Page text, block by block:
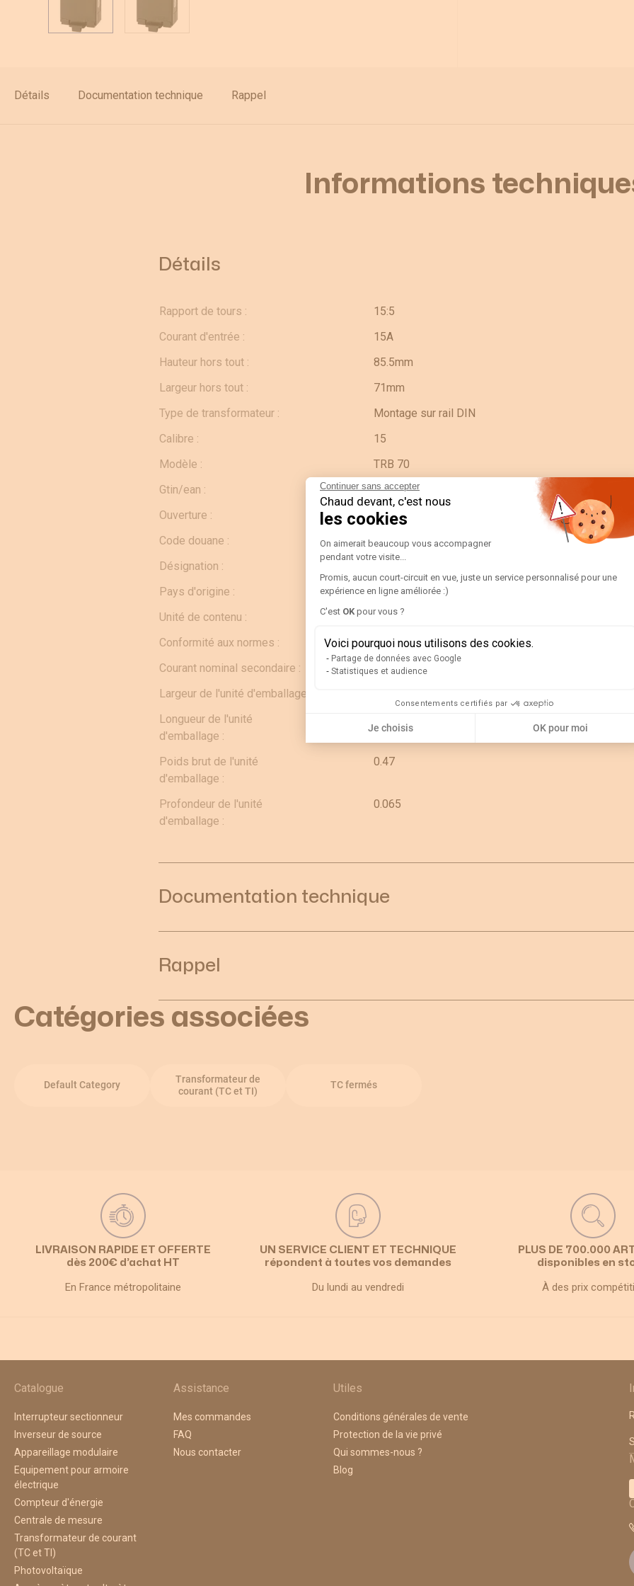
Continuer sans accepter
Chaud devant, c'est nous
les cookies
Plateforme de Gestion du
On aimerait beaucoup vous accompagner
pendant votre visite...
Promis, aucun court-circuit en vue, juste un service personnalisé pour une
expérience en ligne améliorée :)
C'est OK pour vous ?
Voici pourquoi nous utilisons des cookies.
Partage de données avec Google
Statistiques et audience
Consentements certifiés par
Je choisis OK pour moi
Détails Documentation technique Rappel
Informations
Détails
Rapport de tours :
15:5
Courant d'entrée :
15A
Hauteur hors tout :
85.5mm
Largeur hors tout :
71mm
Type de transformateur :
Montage sur rail DIN
Calibre :
15
Modèle :
TRB 70
Gtin/ean :
3596031090075
Ouverture :
n/a
Code douane :
85043180
Désignation :
Pays d'origine :
HU
Unité de contenu :
PC
Conformité aux normes :
IEC
Courant nominal secondaire :
5
Largeur de l'unité d'emballage :
Longueur de l'unité
d'emballage :
Poids brut de l'unité
d'emballage :
0.47
Profondeur de l'unité
d'emballage :
0.065
Documentation technique
Rappel
Catégories associées
Default Category
Transformateur de
courant (TC et TI)
TC fermés
LIVRAISON RAPIDE ET OFFERTE
dès 200€ d’achat HT
En France métropolitaine
UN SERVICE CLIENT ET TECHNIQUE
répondent à toutes vos demandes
Du lundi au vendredi
PLUS DE 700.000
disponibles en
À des prix
Catalogue
Interrupteur sectionneur
Inverseur de source
Appareillage modulaire
Equipement pour armoire
électrique
Compteur d'énergie
Centrale de mesure
Transformateur de courant
(TC et TI)
Photovoltaïque
Assistance
Mes commandes
FAQ
Nous contacter
Utiles
Conditions générales de vente
Protection de la vie privé
Qui sommes-nous ?
Blog